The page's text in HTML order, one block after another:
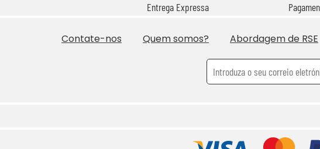
Entrega Expressa
Contate-nos Quem somos? Abordagem de RSE